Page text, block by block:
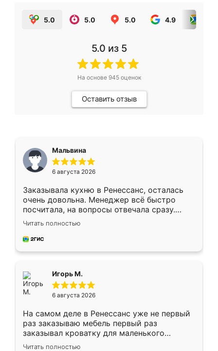
5.0 5.0 5.0 4.9
5.0 из 5
На основе 945оценок
Оставить отзыв
Мальвина
6 августа 2026
Заказывала кухню в Ренессанс, осталась
очень довольна. Менеджер всё быстро
посчитала, на вопросы отвечала сразу.
Замерщик приехал в субботу, подошёл к
делу со всей ответственностью. Собрали
за день, ребята работали аккуратно, даже
Читать полностью
Игорь М.
6 августа 2026
На самом деле в Ренессанс уже не первый
раз заказываю мебель первый раз
заказывал кроватку для маленького
ребёнка при его рождении ,во второй раз
Читать полностью